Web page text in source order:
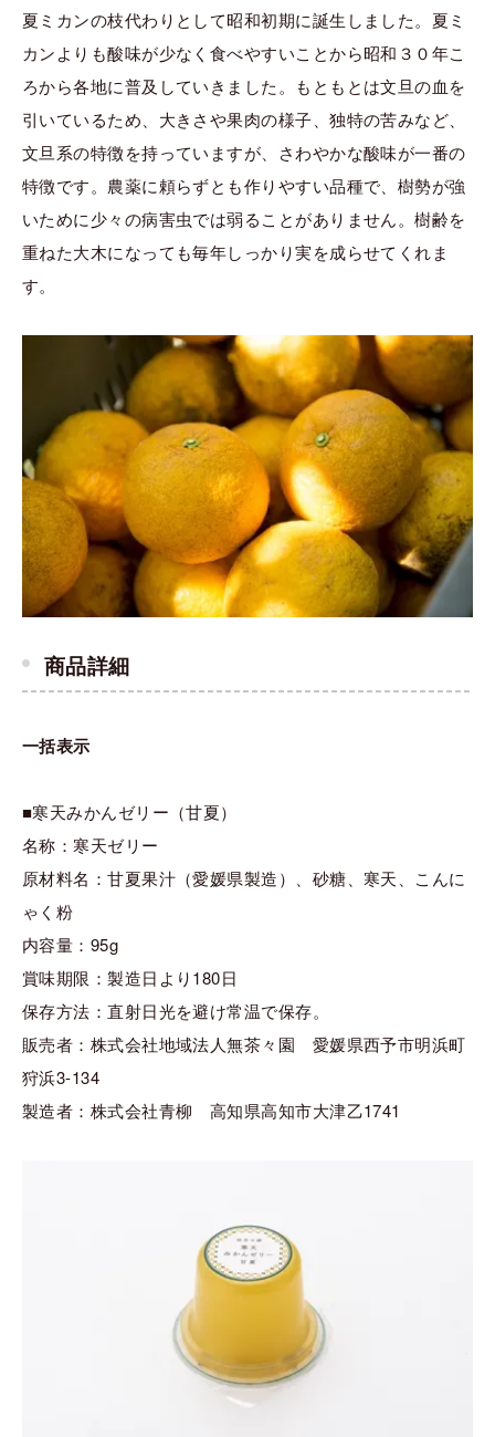
夏ミカンの枝代わりとして昭和初期に誕生しました。夏ミ
カンよりも酸味が少なく食べやすいことから昭和３０年こ
ろから各地に普及していきました。もともとは文旦の血を
引いているため、大きさや果肉の様子、独特の苦みなど、
文旦系の特徴を持っていますが、さわやかな酸味が一番の
特徴です。農薬に頼らずとも作りやすい品種で、樹勢が強
いために少々の病害虫では弱ることがありません。樹齢を
重ねた大木になっても毎年しっかり実を成らせてくれま
す。
商品詳細
一括表示
■寒天みかんゼリー（甘夏）
名称：寒天ゼリー
原材料名：甘夏果汁（愛媛県製造）、砂糖、寒天、こんに
ゃく粉
内容量：95g
賞味期限：製造日より180日
保存方法：直射日光を避け常温で保存。
販売者：株式会社地域法人無茶々園 愛媛県西予市明浜町
狩浜3-134
製造者：株式会社青柳 高知県高知市大津乙1741